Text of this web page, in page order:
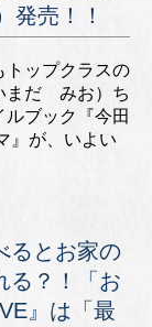
発売！！
トップクラスの
まだ みお）ち
ブック『今田
』が、いよい
るとお家の
る？！「お
』は「最